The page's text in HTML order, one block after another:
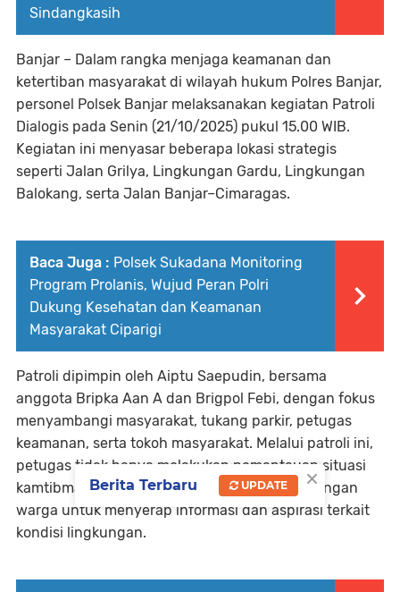
Sindangkasih
Banjar – Dalam rangka menjaga keamanan dan
ketertiban masyarakat di wilayah hukum Polres Banjar,
personel Polsek Banjar melaksanakan kegiatan Patroli
Dialogis pada Senin (21/10/2025) pukul 15.00 WIB.
Kegiatan ini menyasar beberapa lokasi strategis
seperti Jalan Grilya, Lingkungan Gardu, Lingkungan
Balokang, serta Jalan Banjar–Cimaragas.
Baca Juga : Polsek Sukadana Monitoring
Program Prolanis, Wujud Peran Polri
Dukung Kesehatan dan Keamanan
Masyarakat Ciparigi
Patroli dipimpin oleh Aiptu Saepudin, bersama
anggota Bripka Aan A dan Brigpol Febi, dengan fokus
menyambangi masyarakat, tukang parkir, petugas
keamanan, serta tokoh masyarakat. Melalui patroli ini,
petugas tidak hanya melakukan pemantauan situasi
kamtibmas, tetapi juga berdialog langsung dengan
warga untuk menyerap informasi dan aspirasi terkait
kondisi lingkungan.
×
Berita Terbaru UPDATE